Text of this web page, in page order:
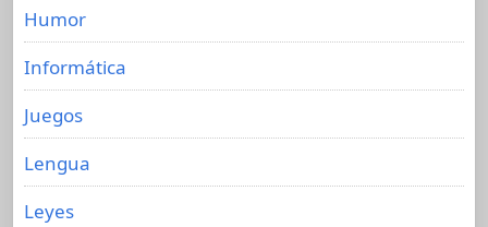
Humor
Informática
Juegos
Lengua
Leyes